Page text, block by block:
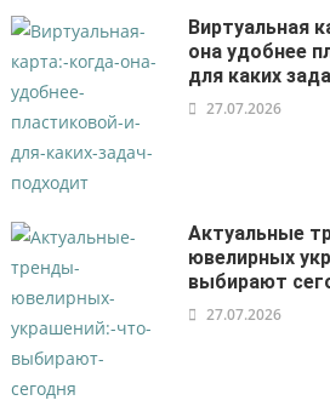
Виртуальная
она удобнее
для каких
27.07.2026
Актуальные
ювелирных
выбирают
27.07.2026